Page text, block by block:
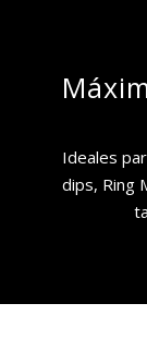
Ideales
dips, Ring